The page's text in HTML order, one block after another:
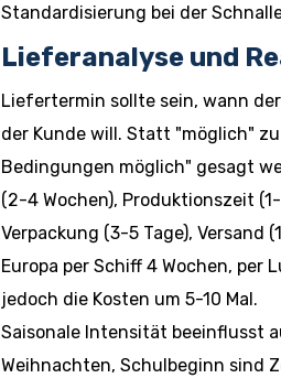
Standardisierung bei der
Lieferanalyse und
Liefertermin sollte sein, wann
der Kunde will. Statt "möglich"
Bedingungen möglich" gesagt
(2-4 Wochen), Produktionszeit
Verpackung (3-5 Tage), Versand
Europa per Schiff 4 Wochen,
jedoch die Kosten um 5-10 Mal.
Saisonale Intensität beeinflusst
Weihnachten, Schulbeginn sind